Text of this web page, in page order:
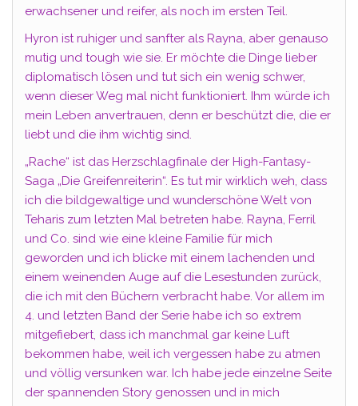
erwachsener und reifer, als noch im ersten Teil.
Hyron ist ruhiger und sanfter als Rayna, aber genauso
mutig und tough wie sie. Er möchte die Dinge lieber
diplomatisch lösen und tut sich ein wenig schwer,
wenn dieser Weg mal nicht funktioniert. Ihm würde ich
mein Leben anvertrauen, denn er beschützt die, die er
liebt und die ihm wichtig sind.
„Rache“ ist das Herzschlagfinale der High-Fantasy-
Saga „Die Greifenreiterin“. Es tut mir wirklich weh, dass
ich die bildgewaltige und wunderschöne Welt von
Teharis zum letzten Mal betreten habe. Rayna, Ferril
und Co. sind wie eine kleine Familie für mich
geworden und ich blicke mit einem lachenden und
einem weinenden Auge auf die Lesestunden zurück,
die ich mit den Büchern verbracht habe. Vor allem im
4. und letzten Band der Serie habe ich so extrem
mitgefiebert, dass ich manchmal gar keine Luft
bekommen habe, weil ich vergessen habe zu atmen
und völlig versunken war. Ich habe jede einzelne Seite
der spannenden Story genossen und in mich